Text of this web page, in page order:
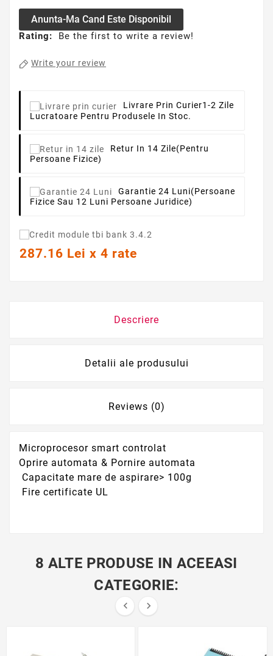
Anunta-Ma Cand Este Disponibil
Rating: Be the first to write a review!
Write your review
Livrare Prin Curier1-2 Zile
Lucratoare Pentru Produsele In Stoc.
Retur In 14 Zile(pentru
Persoane Fizice)
Garantie 24 Luni(persoane
Fizice Sau 12 Luni Persoane Juridice)
287.16 Lei x 4 rate
Descriere
Detalii ale produsului
Reviews (0)
Microprocesor smart controlat
Oprire automata & Pornire automata
Capacitate mare de aspirare> 100g
Fire certificate UL
8 ALTE PRODUSE IN ACEEASI
CATEGORIE:
 